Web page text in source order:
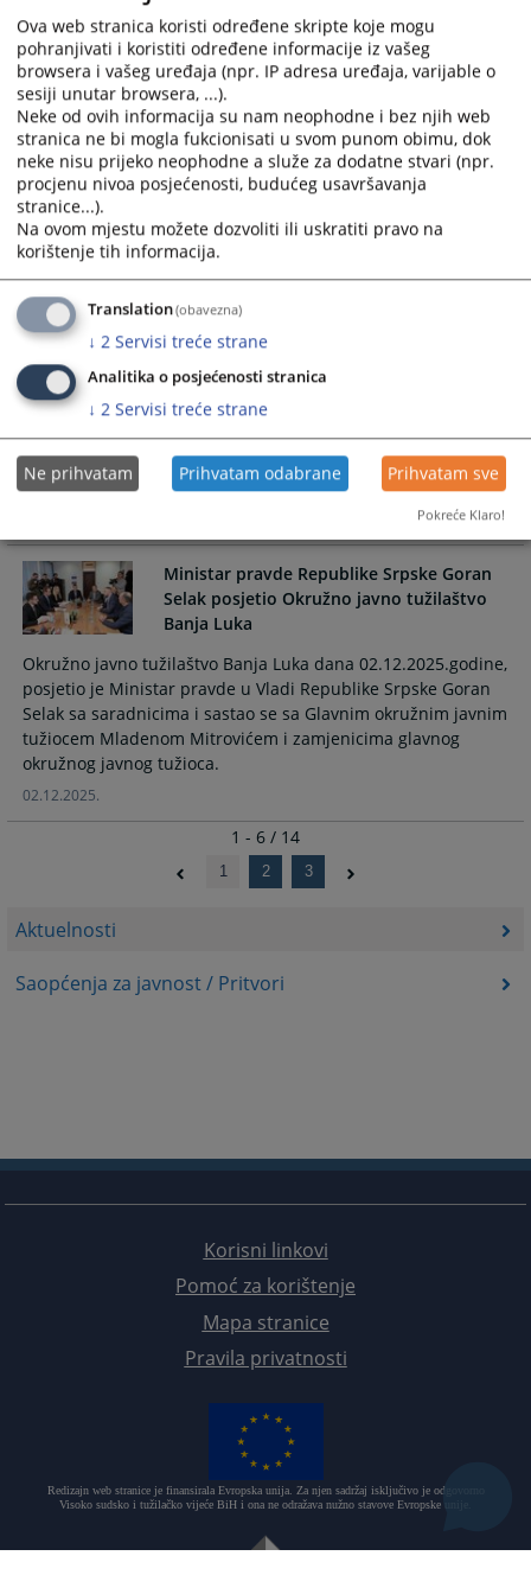
Aktuelnosti
Saopćenja za javnost / Pritvori
mrežama pod sloganom „Prepoznaj-Reaguj-Zaštiti“.
11.03.2026.
Studenti Pravnog fakulteta u Banja Luci
posjetili Okružno javno tužilaštvo Banja
Luka
U okviru stručne prakse studenti treće i četvrte godine
Pravnog fakulteta Univerziteta u Banja Luci, posjetili su dana
25.02.2026.godine, Okružno javno tužilaštvo Banja Luka.
27.02.2026.
IN MEMORIAM, MIRA MILETIĆ
Sa žaljenjem obavještavamo pravosudnu zajednicu i javnost
da je Mira Miletić, sekretar Okružnog javnog tužilaštva Banja
Luka preminula dana 14.02.2026.godine.
Ministar pravde Republike Srpske Goran
Selak posjetio Okružno javno tužilaštvo
Banja Luka
Okružno javno tužilaštvo Banja Luka dana 02.12.2025.godine,
posjetio je Ministar pravde u Vladi Republike Srpske Goran
Selak sa saradnicima i sastao se sa Glavnim okružnim javnim
tužiocem Mladenom Mitrovićem i zamjenicima glavnog
okružnog javnog tužioca.
02.12.2025.
1 - 6 / 14
1 2 3
Korisni linkovi
Pomoć za korištenje
Mapa stranice
Pravila privatnosti
Redizajn web stranice je finansirala Evropska unija. Za njen sadržaj isključivo je odgovorno
Visoko sudsko i tužilačko vijeće BiH i ona ne odražava nužno stavove Evropske unije.
Ova web stranica koristi određene skripte koje mogu
pohranjivati i koristiti određene informacije iz vašeg
browsera i vašeg uređaja (npr. IP adresa uređaja, varijable o
sesiji unutar browsera, ...).
Neke od ovih informacija su nam neophodne i bez njih web
stranica ne bi mogla fukcionisati u svom punom obimu, dok
neke nisu prijeko neophodne a služe za dodatne stvari (npr.
procjenu nivoa posjećenosti, budućeg usavršavanja
stranice...).
Na ovom mjestu možete dozvoliti ili uskratiti pravo na
korištenje tih informacija.
Translation(obavezna)
↓ 2 Servisi treće strane
Analitika o posjećenosti stranica
↓ 2 Servisi treće strane
Ne prihvatam Prihvatam odabrane Prihvatam sve
Pokreće Klaro!